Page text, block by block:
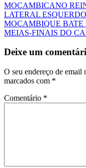
MOÇAMBICANO
LATERAL
MOÇAMBIQUE BATE
MEIAS-FINAIS DO
Deixe um
O seu endereço de email
marcados com *
Comentário *